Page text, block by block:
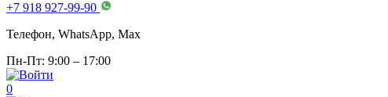
+7 918 927-99-90
Телефон, WhatsApp, Мах
Пн-Пт: 9:00 – 17:00
0